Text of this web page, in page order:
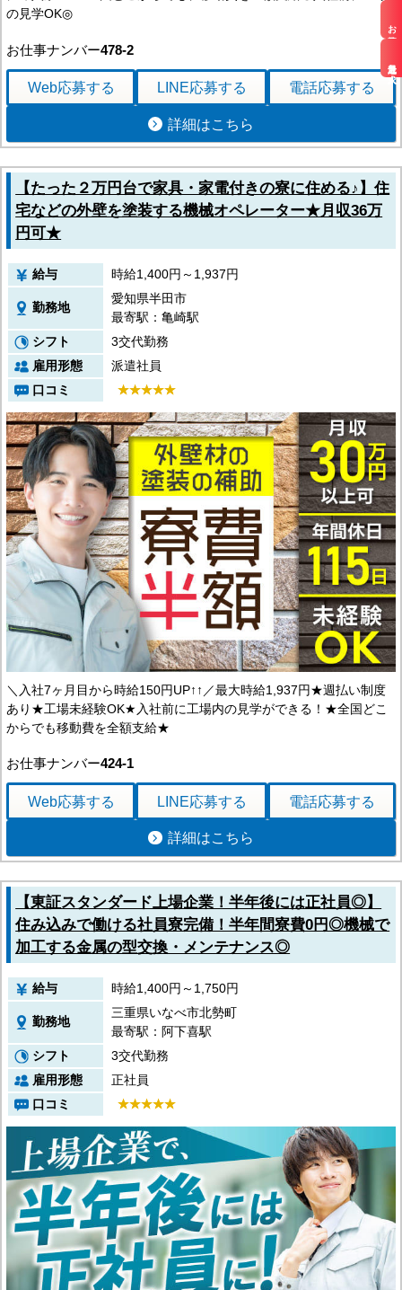
お仕事検索
最近見た求人
の見学OK◎
お仕事ナンバー478-2
Web応募する LINE応募する 電話応募する
詳細はこちら
【たった２万円台で家具・家電付きの寮に住める♪】住
宅などの外壁を塗装する機械オペレーター★月収36万
円可★
給与 時給1,400円～1,937円
勤務地
愛知県半田市
最寄駅：亀崎駅
シフト
3交代勤務
雇用形態
派遣社員
口コミ
＼入社7ヶ月目から時給150円UP↑↑／最大時給1,937円★週払い制度
あり★工場未経験OK★入社前に工場内の見学ができる！★全国どこ
からでも移動費を全額支給★
お仕事ナンバー424-1
Web応募する LINE応募する 電話応募する
詳細はこちら
【東証スタンダード上場企業！半年後には正社員◎】
住み込みで働ける社員寮完備！半年間寮費0円◎機械で
加工する金属の型交換・メンテナンス◎
給与 時給1,400円～1,750円
勤務地
三重県いなべ市北勢町
最寄駅：阿下喜駅
シフト
3交代勤務
雇用形態
正社員
口コミ